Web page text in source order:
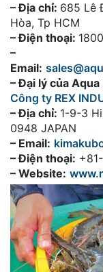
– Địa chỉ: 685 Lê
Hòa, Tp HCM
– Điện thoại:
–
Email:
– Đại lý của
Công ty REX
– Địa chỉ: 1-9-3
0948 JAPAN
– Email:
– Điện thoại:
– Website: